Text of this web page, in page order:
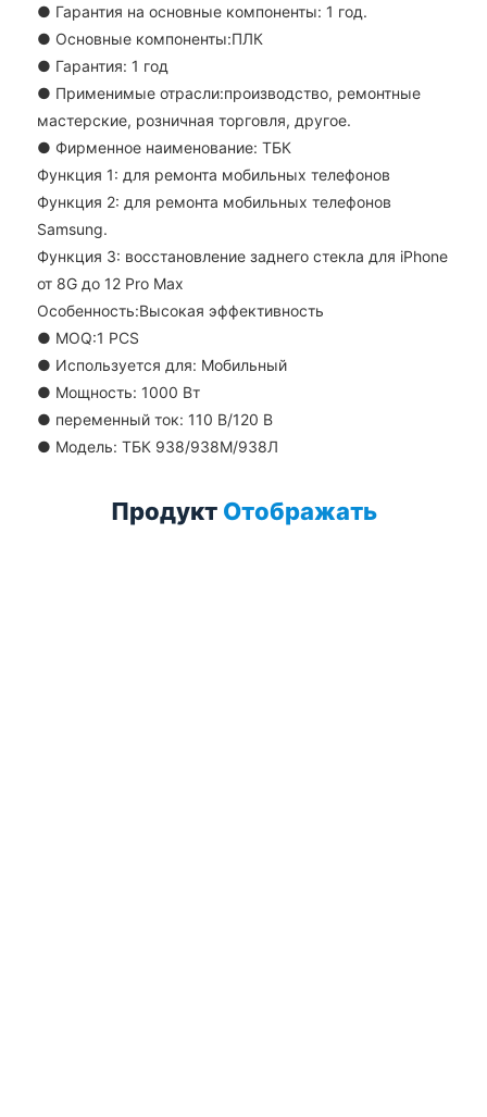
● Гарантия на основные компоненты: 1 год.
● Основные компоненты:ПЛК
● Гарантия: 1 год
● Применимые отрасли:производство, ремонтные
мастерские, розничная торговля, другое.
● Фирменное наименование: ТБК
Функция 1: для ремонта мобильных телефонов
Функция 2: для ремонта мобильных телефонов
Samsung.
Функция 3: восстановление заднего стекла для iPhone
от 8G до 12 Pro Max
Особенность:Высокая эффективность
● MOQ:1 PCS
● Используется для: Мобильный
● Мощность: 1000 Вт
● переменный ток: 110 В/120 В
● Модель: ТБК 938/938М/938Л
Продукт Отображать